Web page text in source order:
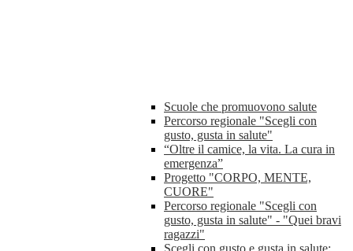
Scuole che promuovono salute
Percorso regionale "Scegli con
gusto, gusta in salute"
“Oltre il camice, la vita. La cura in
emergenza”
Progetto "CORPO, MENTE,
CUORE"
Percorso regionale "Scegli con
gusto, gusta in salute" - "Quei bravi
ragazzi"